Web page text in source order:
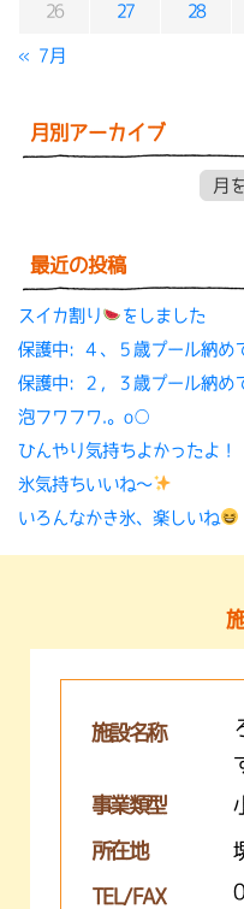
26 27 28
« 7月
月別アーカイブ
最近の投稿
スイカ割り
をしました
保護中: ４、５歳プール納め
保護中: ２，３歳プール納め
泡フワフワ.。o○
ひんやり気持ちよかったよ！
氷気持ちいいね〜
いろんなかき氷、楽しいね
施設名称
事業類型
所在地
TEL/FAX